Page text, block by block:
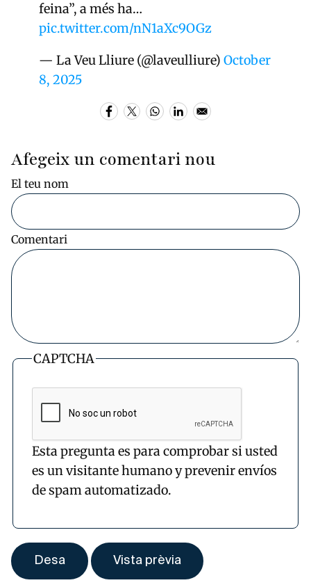
feina”, a més ha…
pic.twitter.com/nN1aXc9OGz
— La Veu Lliure (@laveulliure) October
8, 2025
Afegeix un comentari nou
El teu nom
Comentari
CAPTCHA
Esta pregunta es para comprobar si usted
es un visitante humano y prevenir envíos
de spam automatizado.